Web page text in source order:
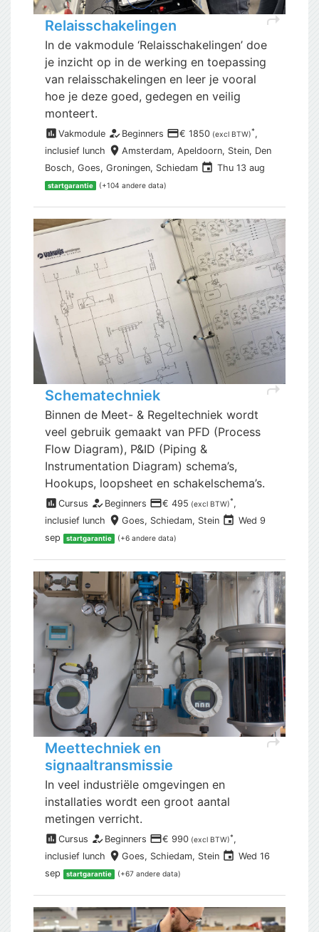
shortcut
Relaisschakelingen
In de vakmodule ‘Relaisschakelingen’ doe
je inzicht op in de werking en toepassing
van relaisschakelingen en leer je vooral
hoe je deze goed, gedegen en veilig
monteert.
assessment Vakmodule how_to_reg Beginners payment€ 1850 (excl BTW)*,
inclusief lunch place Amsterdam, Apeldoorn, Stein, Den
Bosch, Goes, Groningen, Schiedam event Thu 13 aug
startgarantie (+104 andere data)
shortcut
Schematechniek
Binnen de Meet- & Regeltechniek wordt
veel gebruik gemaakt van PFD (Process
Flow Diagram), P&ID (Piping &
Instrumentation Diagram) schema’s,
Hookups, loopsheet en schakelschema’s.
assessment Cursus how_to_reg Beginners payment€ 495 (excl BTW)*,
inclusief lunch place Goes, Schiedam, Stein event Wed 9
sep
startgarantie (+6 andere data)
shortcut
Meettechniek en
signaaltransmissie
In veel industriële omgevingen en
installaties wordt een groot aantal
metingen verricht.
assessment Cursus how_to_reg Beginners payment€ 990 (excl BTW)*,
inclusief lunch place Goes, Schiedam, Stein event Wed 16
sep
startgarantie (+67 andere data)